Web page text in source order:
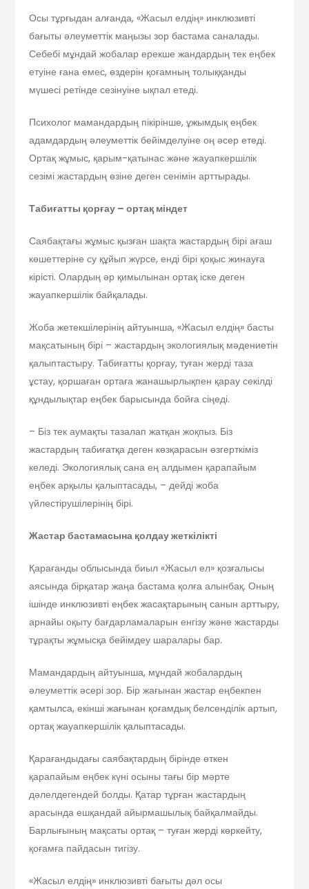
Осы тұрғыдан алғанда, «Жасыл елдің» инклюзивті
бағыты әлеуметтік маңызы зор бастама саналады.
Себебі мұндай жобалар ерекше жандардың тек еңбек
етуіне ғана емес, өздерін қоғамның толыққанды
мүшесі ретінде сезінуіне ықпал етеді.
Психолог мамандардың пікірінше, ұжымдық еңбек
адамдардың әлеуметтік бейімделуіне оң әсер етеді.
Ортақ жұмыс, қарым-қатынас және жауапкершілік
сезімі жастардың өзіне деген сенімін арттырады.
Табиғатты қорғау – ортақ міндет
Саябақтағы жұмыс қызған шақта жастардың бірі ағаш
көшеттеріне су құйып жүрсе, енді бірі қоқыс жинауға
кірісті. Олардың әр қимылынан ортақ іске деген
жауапкершілік байқалады.
Жоба жетекшілерінің айтуынша, «Жасыл елдің» басты
мақсатының бірі – жастардың экологиялық мәдениетін
қалыптастыру. Табиғатты қорғау, туған жерді таза
ұстау, қоршаған ортаға жанашырлықпен қарау секілді
құндылықтар еңбек барысында бойға сіңеді.
– Біз тек аумақты тазалап жатқан жоқпыз. Біз
жастардың табиғатқа деген көзқарасын өзгерткіміз
келеді. Экологиялық сана ең алдымен қарапайым
еңбек арқылы қалыптасады, – дейді жоба
үйлестірушілерінің бірі.
Жастар бастамасына қолдау жеткілікті
Қарағанды облысында биыл «Жасыл ел» қозғалысы
аясында бірқатар жаңа бастама қолға алынбақ. Оның
ішінде инклюзивті еңбек жасақтарының санын арттыру,
арнайы оқыту бағдарламаларын енгізу және жастарды
тұрақты жұмысқа бейімдеу шаралары бар.
Мамандардың айтуынша, мұндай жобалардың
әлеуметтік әсері зор. Бір жағынан жастар еңбекпен
қамтылса, екінші жағынан қоғамдық белсенділік артып,
ортақ жауапкершілік қалыптасады.
Қарағандыдағы саябақтардың бірінде өткен
қарапайым еңбек күні осыны тағы бір мәрте
дәлелдегендей болды. Қатар тұрған жастардың
арасында ешқандай айырмашылық байқалмайды.
Барлығының мақсаты ортақ – туған жерді көркейту,
қоғамға пайдасын тигізу.
«Жасыл елдің» инклюзивті бағыты дәл осы